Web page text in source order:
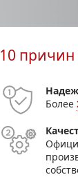
10 причин
Более